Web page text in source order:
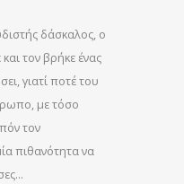
δάσκαλος, ο
τον βρήκε ένας
γιατί ποτέ του
με τόσο
τον
πιθανότητα να